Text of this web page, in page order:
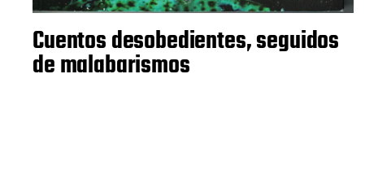
Cuentos desobedientes, seguidos
de malabarismos